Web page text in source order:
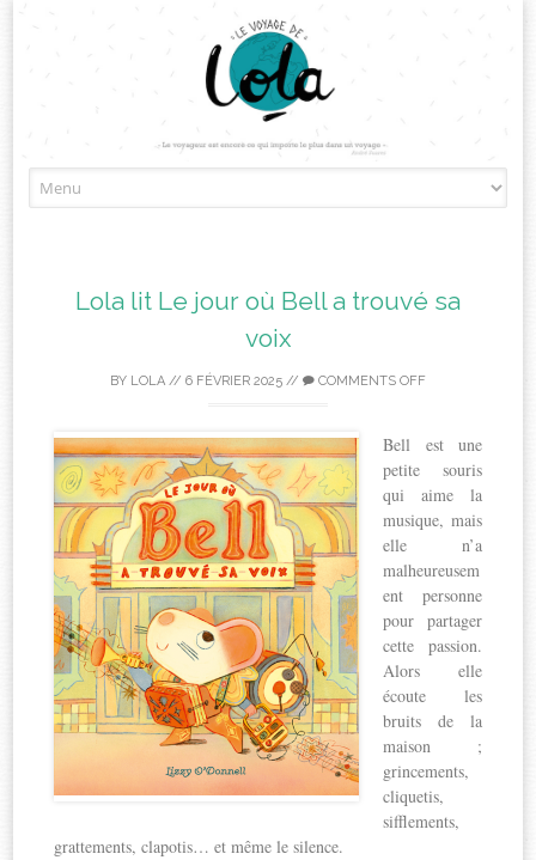
to
Lola lit Le jour où Bell a trouvé sa
voix
BY LOLA // 6 FÉVRIER 2025 // COMMENTS OFF
Bell est une
petite souris
qui aime la
musique, mais
elle n’a
malheureusem
ent personne
pour partager
cette passion.
Alors elle
écoute les
bruits de la
maison ;
grincements,
cliquetis,
sifflements,
grattements, clapotis… et même le silence.